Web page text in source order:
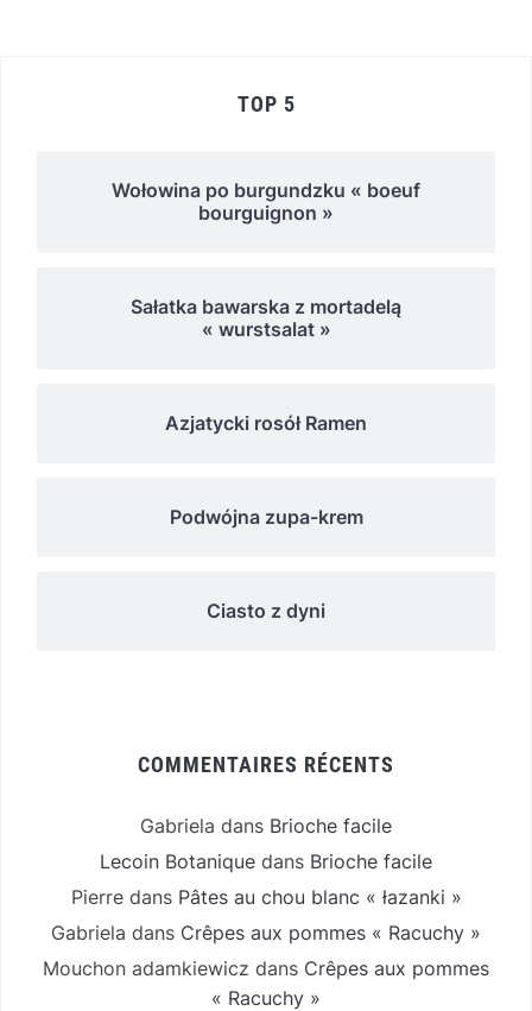
TOP 5
Wołowina po burgundzku « boeuf
bourguignon »
Sałatka bawarska z mortadelą
« wurstsalat »
Azjatycki rosół Ramen
Podwójna zupa-krem
Ciasto z dyni
COMMENTAIRES RÉCENTS
Gabriela dans Brioche facile
Lecoin Botanique dans Brioche facile
Pierredans Pâtes au chou blanc « łazanki »
Gabriela dans Crêpes aux pommes « Racuchy »
Mouchon adamkiewicz dans Crêpes aux pommes
« Racuchy »